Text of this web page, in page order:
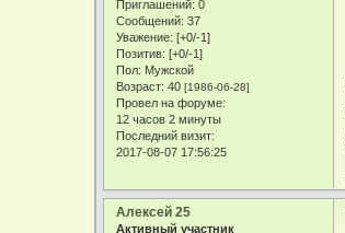
Приглашений: 0
Сообщений: 37
Уважение: [+0/-1]
Позитив: [+0/-1]
Пол: Мужской
Возраст: 40[1986-06-28]
Провел на форуме:
12 часов 2 минуты
Последний визит:
2017-08-07 17:56:25
Алексей 25
Активный участник